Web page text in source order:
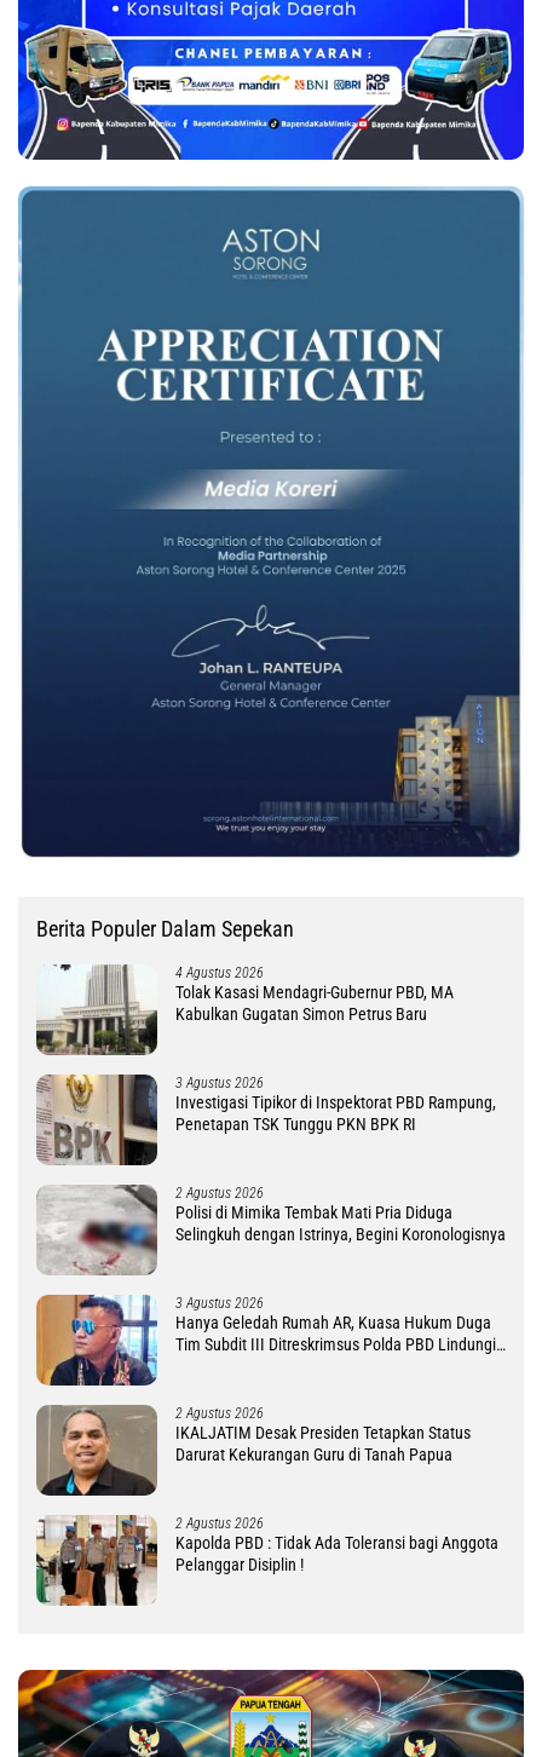
Berita Populer Dalam Sepekan
4 Agustus 2026
Tolak Kasasi Mendagri-Gubernur PBD, MA
Kabulkan Gugatan Simon Petrus Baru
3 Agustus 2026
Investigasi Tipikor di Inspektorat PBD Rampung,
Penetapan TSK Tunggu PKN BPK RI
2 Agustus 2026
Polisi di Mimika Tembak Mati Pria Diduga
Selingkuh dengan Istrinya, Begini Koronologisnya
3 Agustus 2026
Hanya Geledah Rumah AR, Kuasa Hukum Duga
Tim Subdit III Ditreskrimsus Polda PBD Lindungi
2 Agustus 2026
IKALJATIM Desak Presiden Tetapkan Status
Darurat Kekurangan Guru di Tanah Papua
2 Agustus 2026
Kapolda PBD : Tidak Ada Toleransi bagi Anggota
Pelanggar Disiplin !